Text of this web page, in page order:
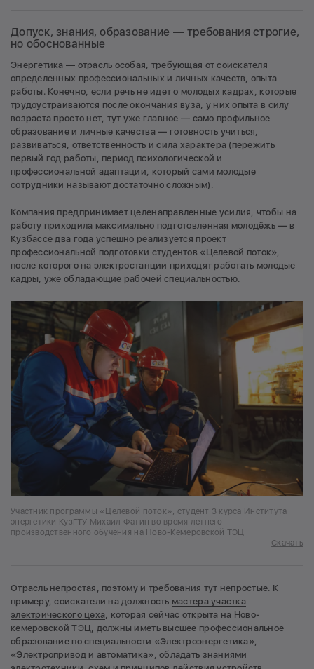
Допуск, знания, образование — требования строгие,
но обоснованные
Энергетика — отрасль особая, требующая от соискателя
определенных профессиональных и личных качеств, опыта
работы. Конечно, если речь не идет о молодых кадрах, которые
трудоустраиваются после окончания вуза, у них опыта в силу
возраста просто нет, тут уже главное — само профильное
образование и личные качества — готовность учиться,
развиваться, ответственность и сила характера (пережить
первый год работы, период психологической и
профессиональной адаптации, который сами молодые
сотрудники называют достаточно сложным).
Компания предпринимает целенаправленные усилия, чтобы на
работу приходила максимально подготовленная молодёжь — в
Кузбассе два года успешно реализуется проект
профессиональной подготовки студентов «Целевой поток»
после которого на электростанции приходят работать молодые
кадры, уже обладающие рабочей специальностью.
Участник программы «Целевой поток», студент 3 курса Института
энергетики КузГТУ Михаил Фатин во время летнего
производственного обучения на Ново-Кемеровской ТЭЦ
Скачать
Отрасль непростая, поэтому и требования тут непростые. К
примеру, соискатели на должность мастера участка
электрического цеха , которая сейчас открыта на Ново-
кемеровской ТЭЦ, должны иметь высшее профессиональное
образование по специальности «Электроэнергетика»,
«Электропривод и автоматика», обладать знаниями